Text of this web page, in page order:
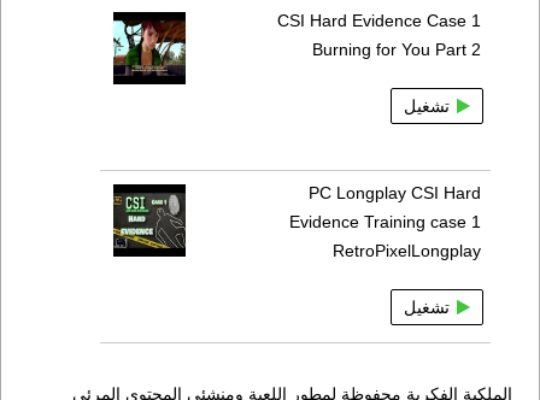
CSI Hard Evidence Case 1
Burning for You Part 2
تشغيل
PC Longplay CSI Hard
Evidence Training case 1
RetroPixelLongplay
تشغيل
الملكية الفكرية محفوظة لمطور اللعبة ومنشئي المحتوى المرئي